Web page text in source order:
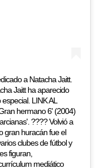
a Natacha Jaitt.
Jaitt ha aparecido
LINK AL
hermano 6' (2004)
???? Volvió a
gran huracán fue el
clubes de fútbol y
figuran,
mediático